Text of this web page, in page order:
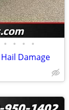
• • • •
Damage